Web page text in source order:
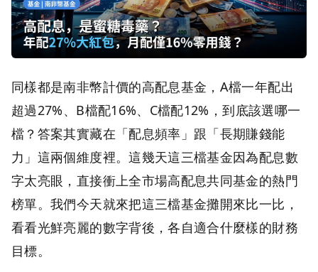
同樣都是南非幣計價的高配息基金，A檔一年配出
超過27%、B檔配16%、C檔配12%，到底該選哪一
檔？答案其實藏在「配息頻率」跟「長期賺錢能
力」這兩個維度裡。這幾天這三檔基金因為配息數
字太亮眼，直接衝上全市場高配息共同基金的熱門
榜單。我們今天就來把這三檔基金攤開來比一比，
看看光鮮亮麗的數字背後，各自適合什麼樣的財務
目標。